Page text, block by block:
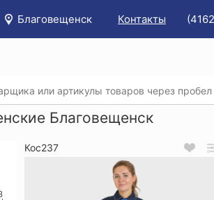
Благовещенск Контакты
Благовещенск
Кос237